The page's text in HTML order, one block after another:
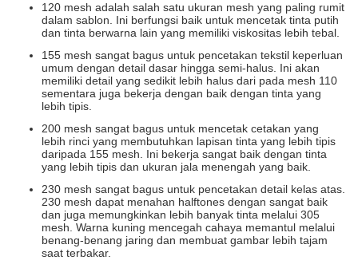
120 mesh adalah salah satu ukuran mesh yang paling rumit
dalam sablon. Ini berfungsi baik untuk mencetak tinta putih
dan tinta berwarna lain yang memiliki viskositas lebih tebal.
155 mesh sangat bagus untuk pencetakan tekstil keperluan
umum dengan detail dasar hingga semi-halus. Ini akan
memiliki detail yang sedikit lebih halus dari pada mesh 110
sementara juga bekerja dengan baik dengan tinta yang
lebih tipis.
200 mesh sangat bagus untuk mencetak cetakan yang
lebih rinci yang membutuhkan lapisan tinta yang lebih tipis
daripada 155 mesh. Ini bekerja sangat baik dengan tinta
yang lebih tipis dan ukuran jala menengah yang baik.
230 mesh sangat bagus untuk pencetakan detail kelas atas.
230 mesh dapat menahan halftones dengan sangat baik
dan juga memungkinkan lebih banyak tinta melalui 305
mesh. Warna kuning mencegah cahaya memantul melalui
benang-benang jaring dan membuat gambar lebih tajam
saat terbakar.